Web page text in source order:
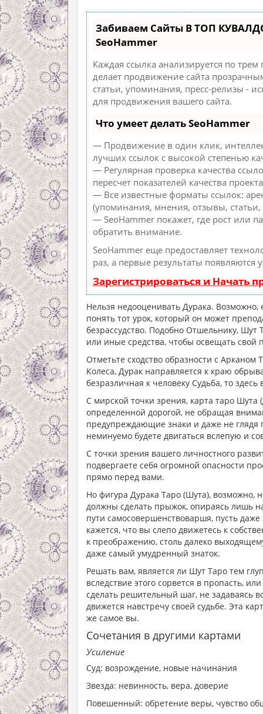
Забиваем Сайты В ТОП
SeoHammer
Каждая ссылка анализируется по
делает продвижение сайта
статьи, упоминания, пресс-релизы -
для продвижения вашего сайта.
Что умеет делать SeoHammer
— Продвижение в один клик,
лучших ссылок с высокой степенью
— Регулярная проверка качества
пересчет показателей качества
— Все известные форматы ссылок:
(упоминания, мнения, отзывы, статьи,
— SeoHammer покажет, где рост или
обратить внимание.
SeoHammer еще предоставляет
раз, а первые результаты
Зарегистрироваться и Начать
Нельзя недооценивать Дурака. Возможно,
понять тот урок, который он может
безрассудство. Подобно Отшельнику,
или иные средства, чтобы освещать свой
Отметьте сходство образности с
Колеса, Дурак направляется к краю
безразличная к человеку Судьба, то
С мирской точки зрения, карта таро
определенной дорогой, не обращая
предупреждающие знаки и даже не глядя
неминуемо будете двигаться вслепую и
С точки зрения вашего личностного
подвергаете себя огромной опасности
прямо перед вами.
Но фигура Дурака Таро (Шута), возможно,
должны сделать прыжок, опираясь лишь
пути самосовершенствоваршя, пусть
кажется, что вы слепо движетесь к
к преображению, столь далеко
даже самый умудренный знаток.
Решать вам, является ли Шут Таро тем
вследствие этого сорвется в пропасть,
сделать решительный шаг, не задаваясь
движется навстречу своей судьбе. Эта
же самое вы.
Сочетания в другими картами
Усиление
Суд: возрождение, новые начинания
Звезда: невинность, вера, доверие
Повешенный: обретение веры, чувство